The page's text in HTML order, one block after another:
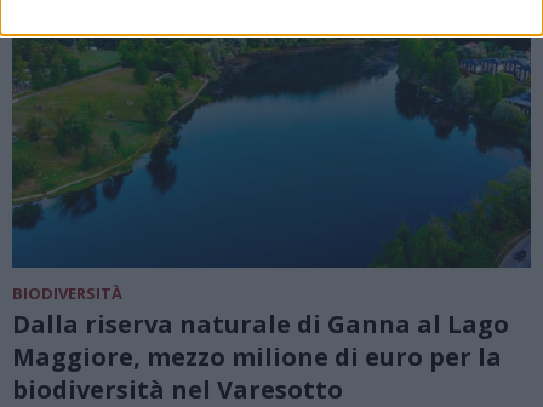
BIODIVERSITÀ
Dalla riserva naturale di Ganna al Lago
Maggiore, mezzo milione di euro per la
biodiversità nel Varesotto